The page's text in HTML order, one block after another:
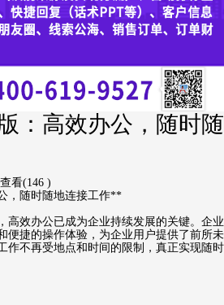
：高效办公，随时随
查看(146 )
，随时随地连接工作**
高效办公已成为企业持续发展的关键。企业
便捷的操作体验，为企业用户提供了前所未
作不再受地点和时间的限制，真正实现随时